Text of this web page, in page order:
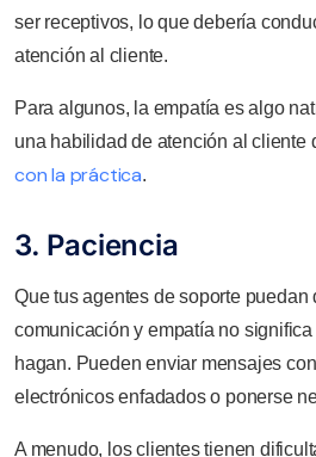
ser receptivos, lo que debería
atención al cliente.
Para algunos, la empatía es algo
una habilidad de atención al cliente
con la práctica.
3. Paciencia
Que tus agentes de soporte puedan
comunicación y empatía no
hagan. Pueden enviar mensajes
electrónicos enfadados o ponerse
A menudo, los clientes tienen